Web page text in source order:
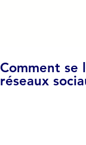
Comment se
réseaux